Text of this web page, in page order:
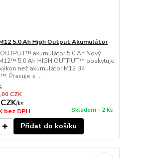
5.0 Ah High Output Akumulátor
akumulátor 5,0 Ah Nový
5,0 Ah HIGH OUTPUT™ poskytuje
než akumulátor M12 B4
Pracuje s ...
CZK
/ks
bez DPH Skladem - 2 ks
Přidat do košíku